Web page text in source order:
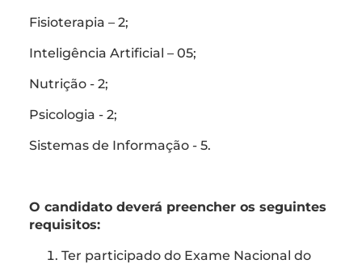
Fisioterapia – 2;
Inteligência Artificial – 05;
Nutrição - 2;
Psicologia - 2;
Sistemas de Informação - 5.
O candidato deverá preencher os seguintes
requisitos:
Ter participado do Exame Nacional do